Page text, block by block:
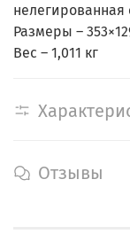
нелегированная
Размеры –
Вес – 1,011 кг
Отзывы